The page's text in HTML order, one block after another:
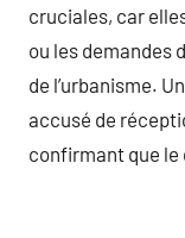
cruciales, car
ou les demandes
de l’urbanisme.
accusé de
confirmant que le